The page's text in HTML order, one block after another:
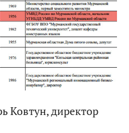
Ковтун, директор